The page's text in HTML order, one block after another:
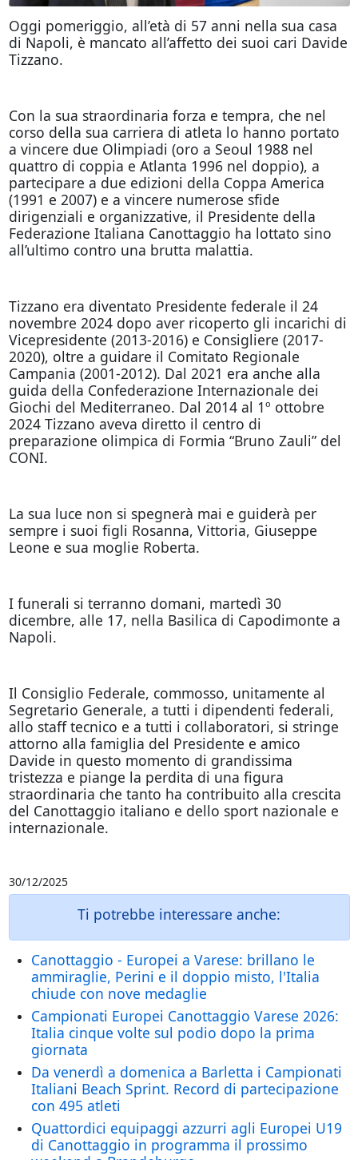
Oggi pomeriggio, all’età di 57 anni nella sua casa
di Napoli, è mancato all’affetto dei suoi cari Davide
Tizzano.
Con la sua straordinaria forza e tempra, che nel
corso della sua carriera di atleta lo hanno portato
a vincere due Olimpiadi (oro a Seoul 1988 nel
quattro di coppia e Atlanta 1996 nel doppio), a
partecipare a due edizioni della Coppa America
(1991 e 2007) e a vincere numerose sfide
dirigenziali e organizzative, il Presidente della
Federazione Italiana Canottaggio ha lottato sino
all’ultimo contro una brutta malattia.
Tizzano era diventato Presidente federale il 24
novembre 2024 dopo aver ricoperto gli incarichi di
Vicepresidente (2013-2016) e Consigliere (2017-
2020), oltre a guidare il Comitato Regionale
Campania (2001-2012). Dal 2021 era anche alla
guida della Confederazione Internazionale dei
Giochi del Mediterraneo. Dal 2014 al 1º ottobre
2024 Tizzano aveva diretto il centro di
preparazione olimpica di Formia “Bruno Zauli” del
CONI.
La sua luce non si spegnerà mai e guiderà per
sempre i suoi figli Rosanna, Vittoria, Giuseppe
Leone e sua moglie Roberta.
I funerali si terranno domani, martedì 30
dicembre, alle 17, nella Basilica di Capodimonte a
Napoli.
Il Consiglio Federale, commosso, unitamente al
Segretario Generale, a tutti i dipendenti federali,
allo staff tecnico e a tutti i collaboratori, si stringe
attorno alla famiglia del Presidente e amico
Davide in questo momento di grandissima
tristezza e piange la perdita di una figura
straordinaria che tanto ha contribuito alla crescita
del Canottaggio italiano e dello sport nazionale e
internazionale.
30/12/2025
Ti potrebbe interessare anche:
Canottaggio - Europei a Varese: brillano le
ammiraglie, Perini e il doppio misto, l'Italia
chiude con nove medaglie
Campionati Europei Canottaggio Varese 2026:
Italia cinque volte sul podio dopo la prima
giornata
Da venerdì a domenica a Barletta i Campionati
Italiani Beach Sprint. Record di partecipazione
con 495 atleti
Quattordici equipaggi azzurri agli Europei U19
di Canottaggio in programma il prossimo